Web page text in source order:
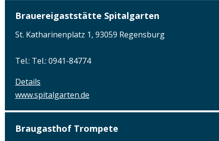
Brauereigaststätte Spitalgarten
St. Katharinenplatz 1, 93059 Regensburg
Tel.: Tel.: 0941-84774
Details
www.spitalgarten.de
Braugasthof Trompete